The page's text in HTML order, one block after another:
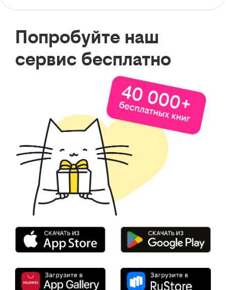
Попробуйте наш
сервис бесплатно